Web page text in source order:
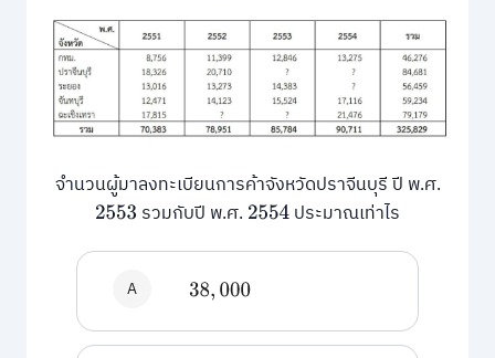
จํานวนผู้มาลงทะเบียนการค้าจังหวัดปราจีนบุรี ปี พ.ศ.
2553 รวมกับปี พ.ศ. 2554ประมาณเท่าไร
A 38,000